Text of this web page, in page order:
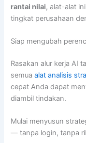
rantai nilai, alat-alat
tingkat perusahaan
Siap mengubah
Rasakan alur kerja AI
semuaalat analisis
cepat Anda dapat
diambil tindakan.
Mulai menyusun
— tanpa login, tanpa